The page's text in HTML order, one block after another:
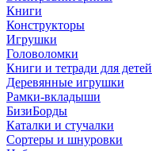
Книги
Конструкторы
Игрушки
Головоломки
Книги и тетради для детей
Деревянные игрушки
Рамки-вкладыши
БизиБорды
Каталки и стучалки
Сортеры и шнуровки